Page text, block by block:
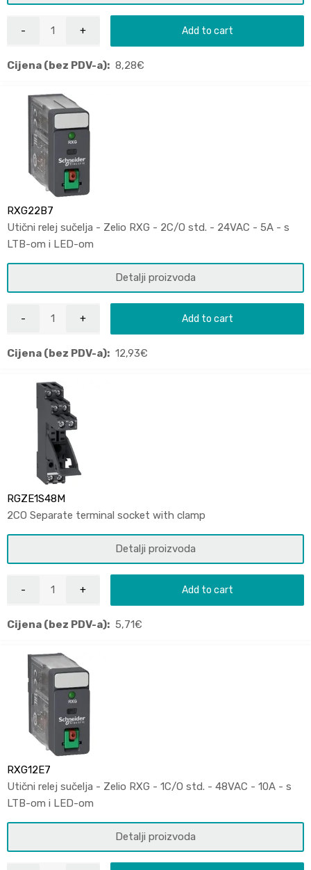
Add to cart
Cijena (bez PDV-a): 8,28€
RXG22B7
Utični relej sučelja - Zelio RXG - 2C/O std. - 24VAC - 5A - s
LTB-om i LED-om
Detalji proizvoda
Add to cart
Cijena (bez PDV-a): 12,93€
RGZE1S48M
2CO Separate terminal socket with clamp
Detalji proizvoda
Add to cart
Cijena (bez PDV-a): 5,71€
RXG12E7
Utični relej sučelja - Zelio RXG - 1C/O std. - 48VAC - 10A - s
LTB-om i LED-om
Detalji proizvoda